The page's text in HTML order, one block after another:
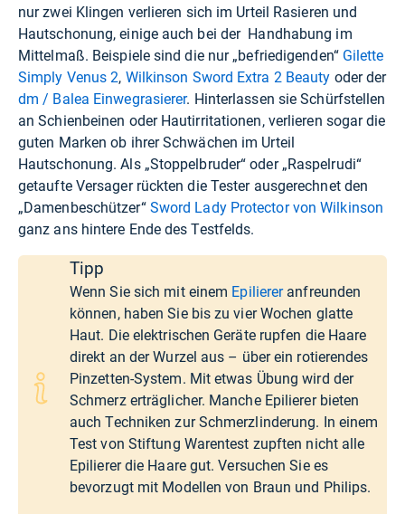
nur zwei Klingen verlieren sich im Urteil Rasieren und
Hautschonung, einige auch bei der Handhabung im
Mittelmaß. Beispiele sind die nur „befriedigenden“ Gilette
Simply Venus 2, Wilkinson Sword Extra 2 Beauty oder der
dm / Balea Einwegrasierer. Hinterlassen sie Schürfstellen
an Schienbeinen oder Hautirritationen, verlieren sogar die
guten Marken ob ihrer Schwächen im Urteil
Hautschonung. Als „Stoppelbruder“ oder „Raspelrudi“
getaufte Versager rückten die Tester ausgerechnet den
„Damenbeschützer“ Sword Lady Protector von Wilkinson
ganz ans hintere Ende des Testfelds.
Tipp
Wenn Sie sich mit einem Epiliereranfreunden
können, haben Sie bis zu vier Wochen glatte
Haut. Die elektrischen Geräte rupfen die Haare
direkt an der Wurzel aus – über ein rotierendes
Pinzetten-System. Mit etwas Übung wird der
Schmerz erträglicher. Manche Epilierer bieten
auch Techniken zur Schmerzlinderung. In einem
Test von Stiftung Warentest zupften nicht alle
Epilierer die Haare gut. Versuchen Sie es
bevorzugt mit Modellen von Braun und Philips.